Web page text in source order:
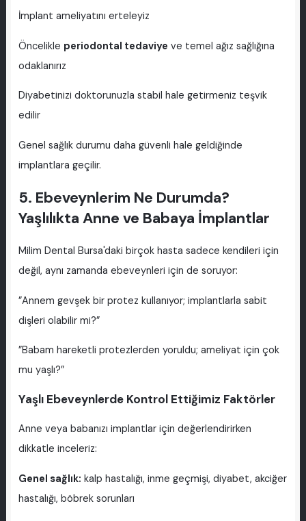
İmplant ameliyatını erteleyiz
Öncelikle periodontal tedaviye ve temel ağız sağlığına
odaklanırız
Diyabetinizi doktorunuzla stabil hale getirmeniz teşvik
edilir
Genel sağlık durumu daha güvenli hale geldiğinde
implantlara geçilir.
5. Ebeveynlerim Ne Durumda?
Yaşlılıkta Anne ve Babaya İmplantlar
Milim Dental Bursa'daki birçok hasta sadece kendileri için
değil, aynı zamanda ebeveynleri için de soruyor:
”Annem gevşek bir protez kullanıyor; implantlarla sabit
dişleri olabilir mi?”
”Babam hareketli protezlerden yoruldu; ameliyat için çok
mu yaşlı?”
Yaşlı Ebeveynlerde Kontrol Ettiğimiz Faktörler
Anne veya babanızı implantlar için değerlendirirken
dikkatle inceleriz:
Genel sağlık: kalp hastalığı, inme geçmişi, diyabet, akciğer
hastalığı, böbrek sorunları